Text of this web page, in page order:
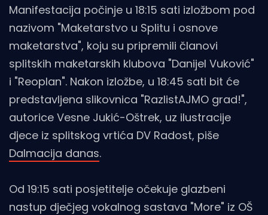
Manifestacija počinje u 18:15 sati izložbom pod
nazivom "Maketarstvo u Splitu i osnove
maketarstva", koju su pripremili članovi
splitskih maketarskih klubova "Danijel Vuković"
i "Reoplan". Nakon izložbe, u 18:45 sati bit će
predstavljena slikovnica "RazlistAJMO grad!",
autorice Vesne Jukić-Oštrek, uz ilustracije
djece iz splitskog vrtića DV Radost, piše
Dalmacija danas.
Od 19:15 sati posjetitelje očekuje glazbeni
nastup dječjeg vokalnog sastava "More" iz OŠ